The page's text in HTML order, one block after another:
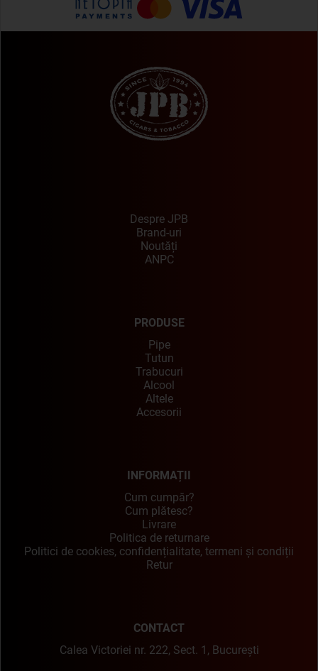
Despre JPB
Brand-uri
Noutăți
ANPC
PRODUSE
Pipe
Tutun
Trabucuri
Alcool
Altele
Accesorii
INFORMAȚII
Cum cumpăr?
Cum plătesc?
Livrare
Politica de returnare
Politici de cookies, confidențialitate, termeni și condiții
Retur
CONTACT
Calea Victoriei nr. 222, Sect. 1, București